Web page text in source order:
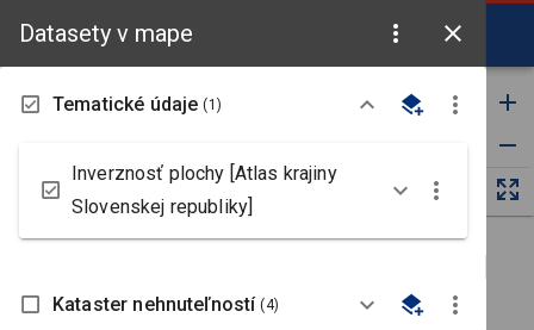
Základná mapa
Datasety v mape
Tematické údaje (1)
Inverznosť plochy [Atlas krajiny
Slovenskej republiky]
Kataster nehnuteľností (4)